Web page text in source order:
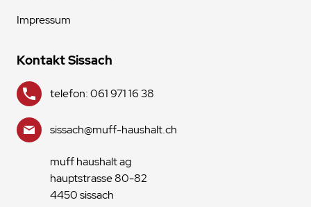
Impressum
Kontakt Sissach
telefon: 061 971 16 38
sissach@muff-haushalt.ch
muff haushalt ag
hauptstrasse 80-82
4450 sissach